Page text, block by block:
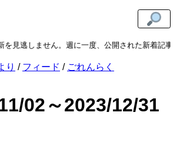
見逃しません。週に一度、公開された新着記事の
り フィード ごれんらく
02～2023/12/31